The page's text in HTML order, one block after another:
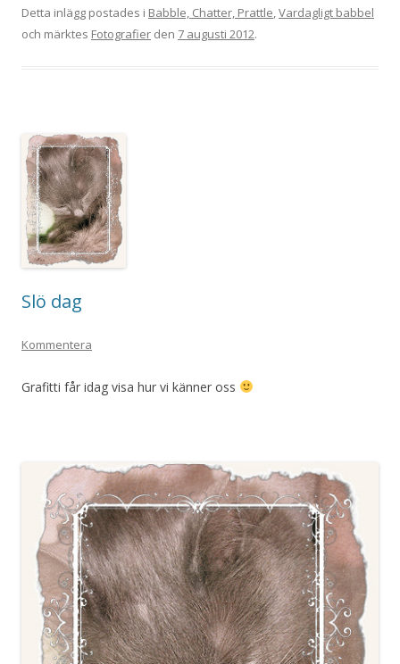
Detta inlägg postades i Babble, Chatter, Prattle,Vardagligt babbel
och märktes Fotografier den 7 augusti 2012.
Slö dag
Kommentera
Grafitti får idag visa hur vi känner oss